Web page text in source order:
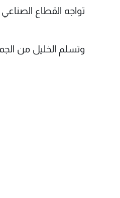
تواجه القطاع
وتسلم الخليل من